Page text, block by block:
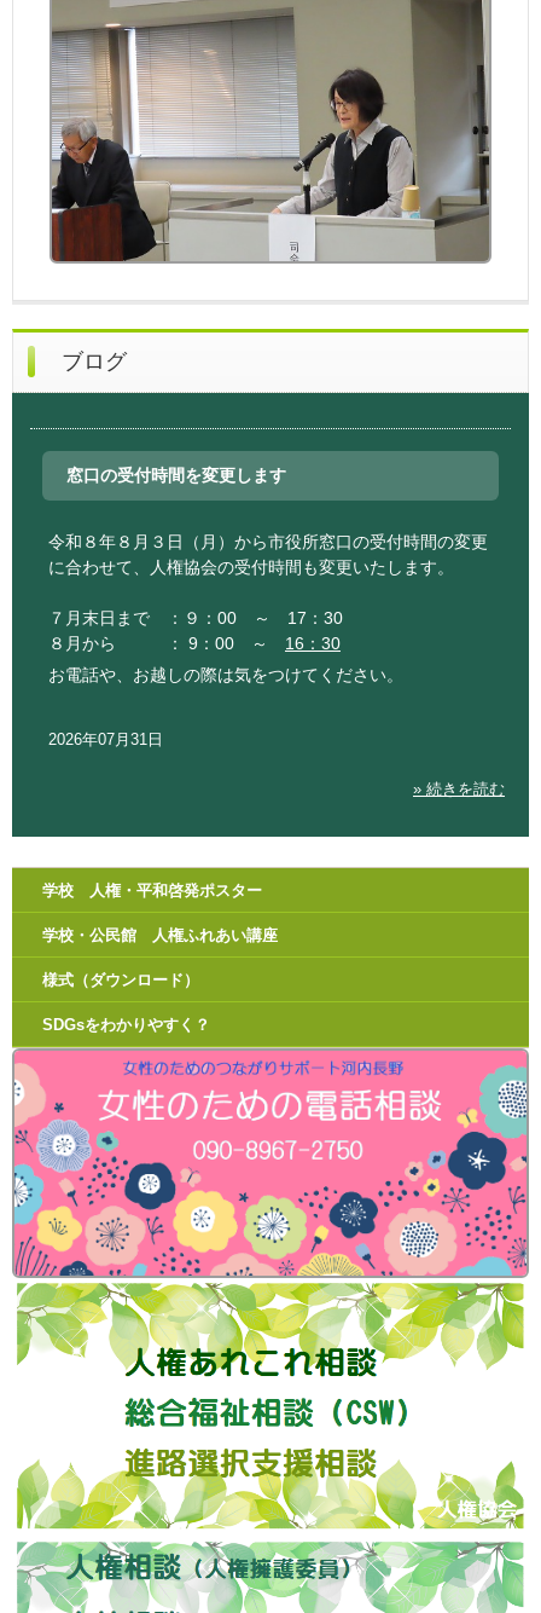
ブログ
窓口の受付時間を変更します
令和８年８月３日（月）から市役所窓口の受付時間の変更
に合わせて、人権協会の受付時間も変更いたします。
７月末日まで ：９：00 ～ 17：30
８月から ： 9：00 ～ 16：30
お電話や、お越しの際は気をつけてください。
2026年07月31日
» 続きを読む
学校 人権・平和啓発ポスター
学校・公民館 人権ふれあい講座
様式（ダウンロード）
SDGsをわかりやすく？